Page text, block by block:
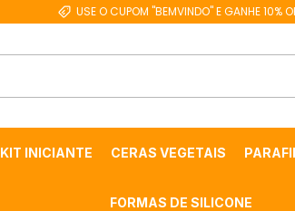
USE O CUPOM "BEMVINDO" E GANHE 10%
KIT INICIANTE CERAS VEGETAIS
FORMAS DE SILICONE